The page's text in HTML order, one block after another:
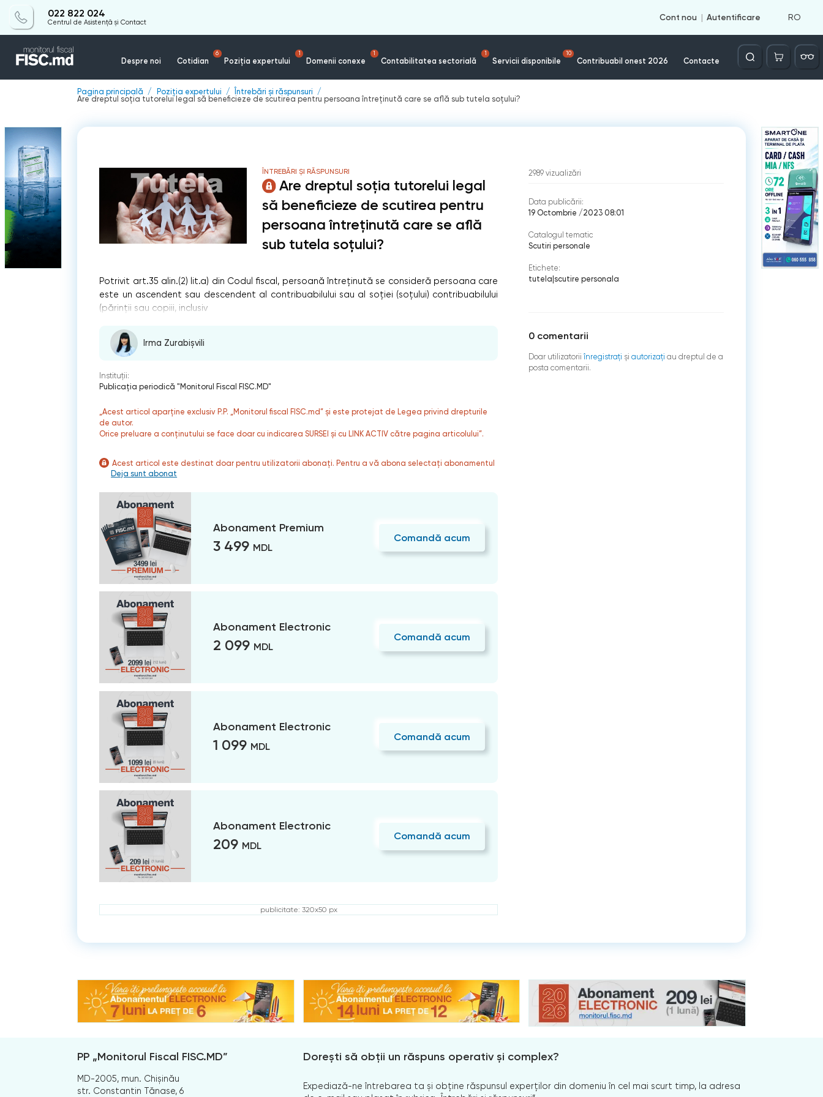
022 822 024
Centrul de Asistență și Contact
Cont nou Autentificare RO
Despre noi Cotidian
6
Poziția expertului
1
Domenii conexe
1
Contabilitatea sectorială
1
Servicii disponibile
10
Contribuabil onest 2026 Contacte
Căutare
Pagina principală Poziția expertului
Întrebări și răspunsuri
Are dreptul soția tutorelui legal să beneficieze de scutirea pentru persoana întreținută care se află sub tutela soțului?
ÎNTREBĂRI ȘI RĂSPUNSURI
Are dreptul soția tutorelui legal
să beneficieze de scutirea pentru
persoana întreținută care se află
sub tutela soțului?
Potrivit art.35 alin.(2) lit.a) din Codul fiscal, persoană întreținută se consideră persoana care
este un ascendent sau descendent al contribuabilului sau al soţiei (soţului) contribuabilului
(părinţii sau copiii, inclusiv
Irma Zurabișvili
Instituții:
Publicaţia periodică "Monitorul Fiscal FISC.MD"
„Acest articol aparține exclusiv P.P. „Monitorul fiscal FISC.md” și este protejat de Legea privind drepturile
de autor.
Orice preluare a conținutului se face doar cu indicarea SURSEI și cu LINK ACTIV către pagina articolului”.
Acest articol este destinat doar pentru utilizatorii abonați. Pentru a vă abona selectați abonamentul
Deja sunt abonat
Abonament Premium
3 499 MDL
Comandă acum
Abonament Electronic
2 099 MDL
Comandă acum
Abonament Electronic
1 099 MDL
Comandă acum
Abonament Electronic
209 MDL
Comandă acum
publicitate: 320x50 px
2989 vizualizări
Data publicării:
19 Octombrie /2023 08:01
Catalogul tematic
Scutiri personale
Etichete:
tutela scutire personala
0 comentarii
Doar utilizatorii înregistraţi şi autorizați au dreptul de a
posta comentarii.
PP „Monitorul Fiscal FISC.MD”
MD-2005, mun. Chișinău
str. Constantin Tănase, 6
Dorești să obții un răspuns operativ și complex?
Expediază-ne întrebarea ta și obține răspunsul experților din domeniu în cel mai scurt timp, la adresa